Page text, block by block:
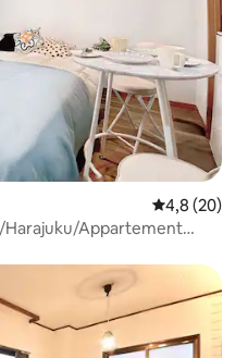
Évaluation
4,8 (20)
Harajuku/Appartement
cri/Wi-Fi gratuit...